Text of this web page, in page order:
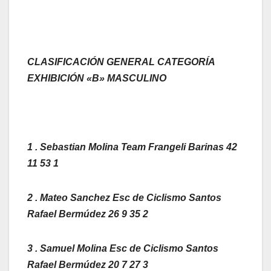
CLASIFICACIÓN GENERAL CATEGORÍA
EXHIBICIÓN «B» MASCULINO
1 . Sebastian Molina Team Frangeli Barinas 42
11 53 1
2 . Mateo Sanchez Esc de Ciclismo Santos
Rafael Bermúdez 26 9 35 2
3 . Samuel Molina Esc de Ciclismo Santos
Rafael Bermúdez 20 7 27 3